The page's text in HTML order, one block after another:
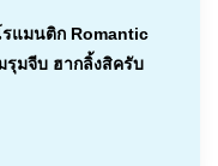
แมนติก Romantic
มจีบ ฮากลิ้งสิครับ